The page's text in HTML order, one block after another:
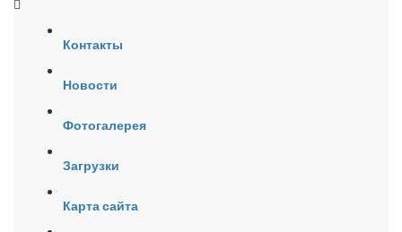
Контакты
Новости
Фотогалерея
Загрузки
Карта сайта